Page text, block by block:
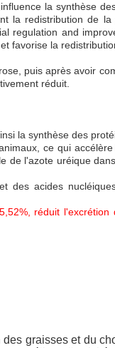
la synthèse
la redistribution de la
regulation and
favorise la
puis après avoir
réduit.
la synthèse des
ce qui
de l'azote uréique
des acides
réduit
graisses et du